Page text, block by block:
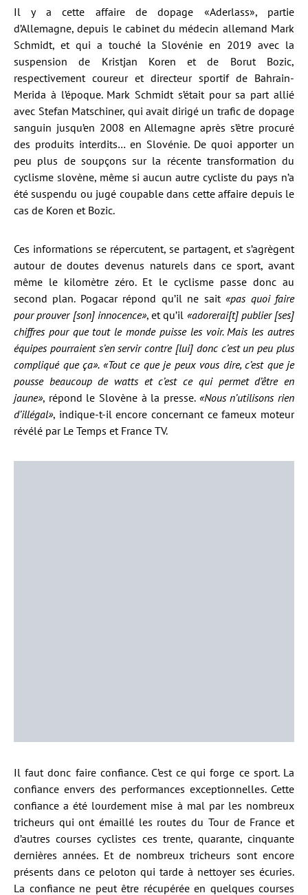
Il y a cette affaire de dopage «Aderlass», partie
d’Allemagne, depuis le cabinet du médecin allemand Mark
Schmidt, et qui a touché la Slovénie en 2019 avec la
suspension de Kristjan Koren et de Borut Bozic,
respectivement coureur et directeur sportif de Bahrain-
Merida à l’époque. Mark Schmidt s’était pour sa part allié
avec Stefan Matschiner, qui avait dirigé un trafic de dopage
sanguin jusqu’en 2008 en Allemagne après s’être procuré
des produits interdits… en Slovénie. De quoi apporter un
peu plus de soupçons sur la récente transformation du
cyclisme slovène, même si aucun autre cycliste du pays n’a
été suspendu ou jugé coupable dans cette affaire depuis le
cas de Koren et Bozic.
Ces informations se répercutent, se partagent, et s’agrègent
autour de doutes devenus naturels dans ce sport, avant
même le kilomètre zéro. Et le cyclisme passe donc au
second plan. Pogacar répond qu’il ne sait«pas quoi faire
pour prouver [son] innocence», et qu’il «adorerai[t] publier [ses]
chiffres pour que tout le monde puisse les voir. Mais les autres
équipes pourraient s’en servir contre [lui] donc c’est un peu plus
compliqué que ça». «Tout ce que je peux vous dire, c’est que je
pousse beaucoup de watts et c’est ce qui permet d’être en
jaune», répond le Slovène à la presse. «Nous n’utilisons rien
d’illégal», indique-t-il encore concernant ce fameux moteur
révélé par Le Temps et France TV.
Il faut donc faire confiance. C’est ce qui forge ce sport. La
confiance envers des performances exceptionnelles. Cette
confiance a été lourdement mise à mal par les nombreux
tricheurs qui ont émaillé les routes du Tour de France et
d’autres courses cyclistes ces trente, quarante, cinquante
dernières années. Et de nombreux tricheurs sont encore
présents dans ce peloton qui tarde à nettoyer ses écuries.
La confiance ne peut être récupérée en quelques courses